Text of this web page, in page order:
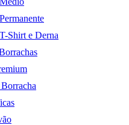
Shirt e Derna